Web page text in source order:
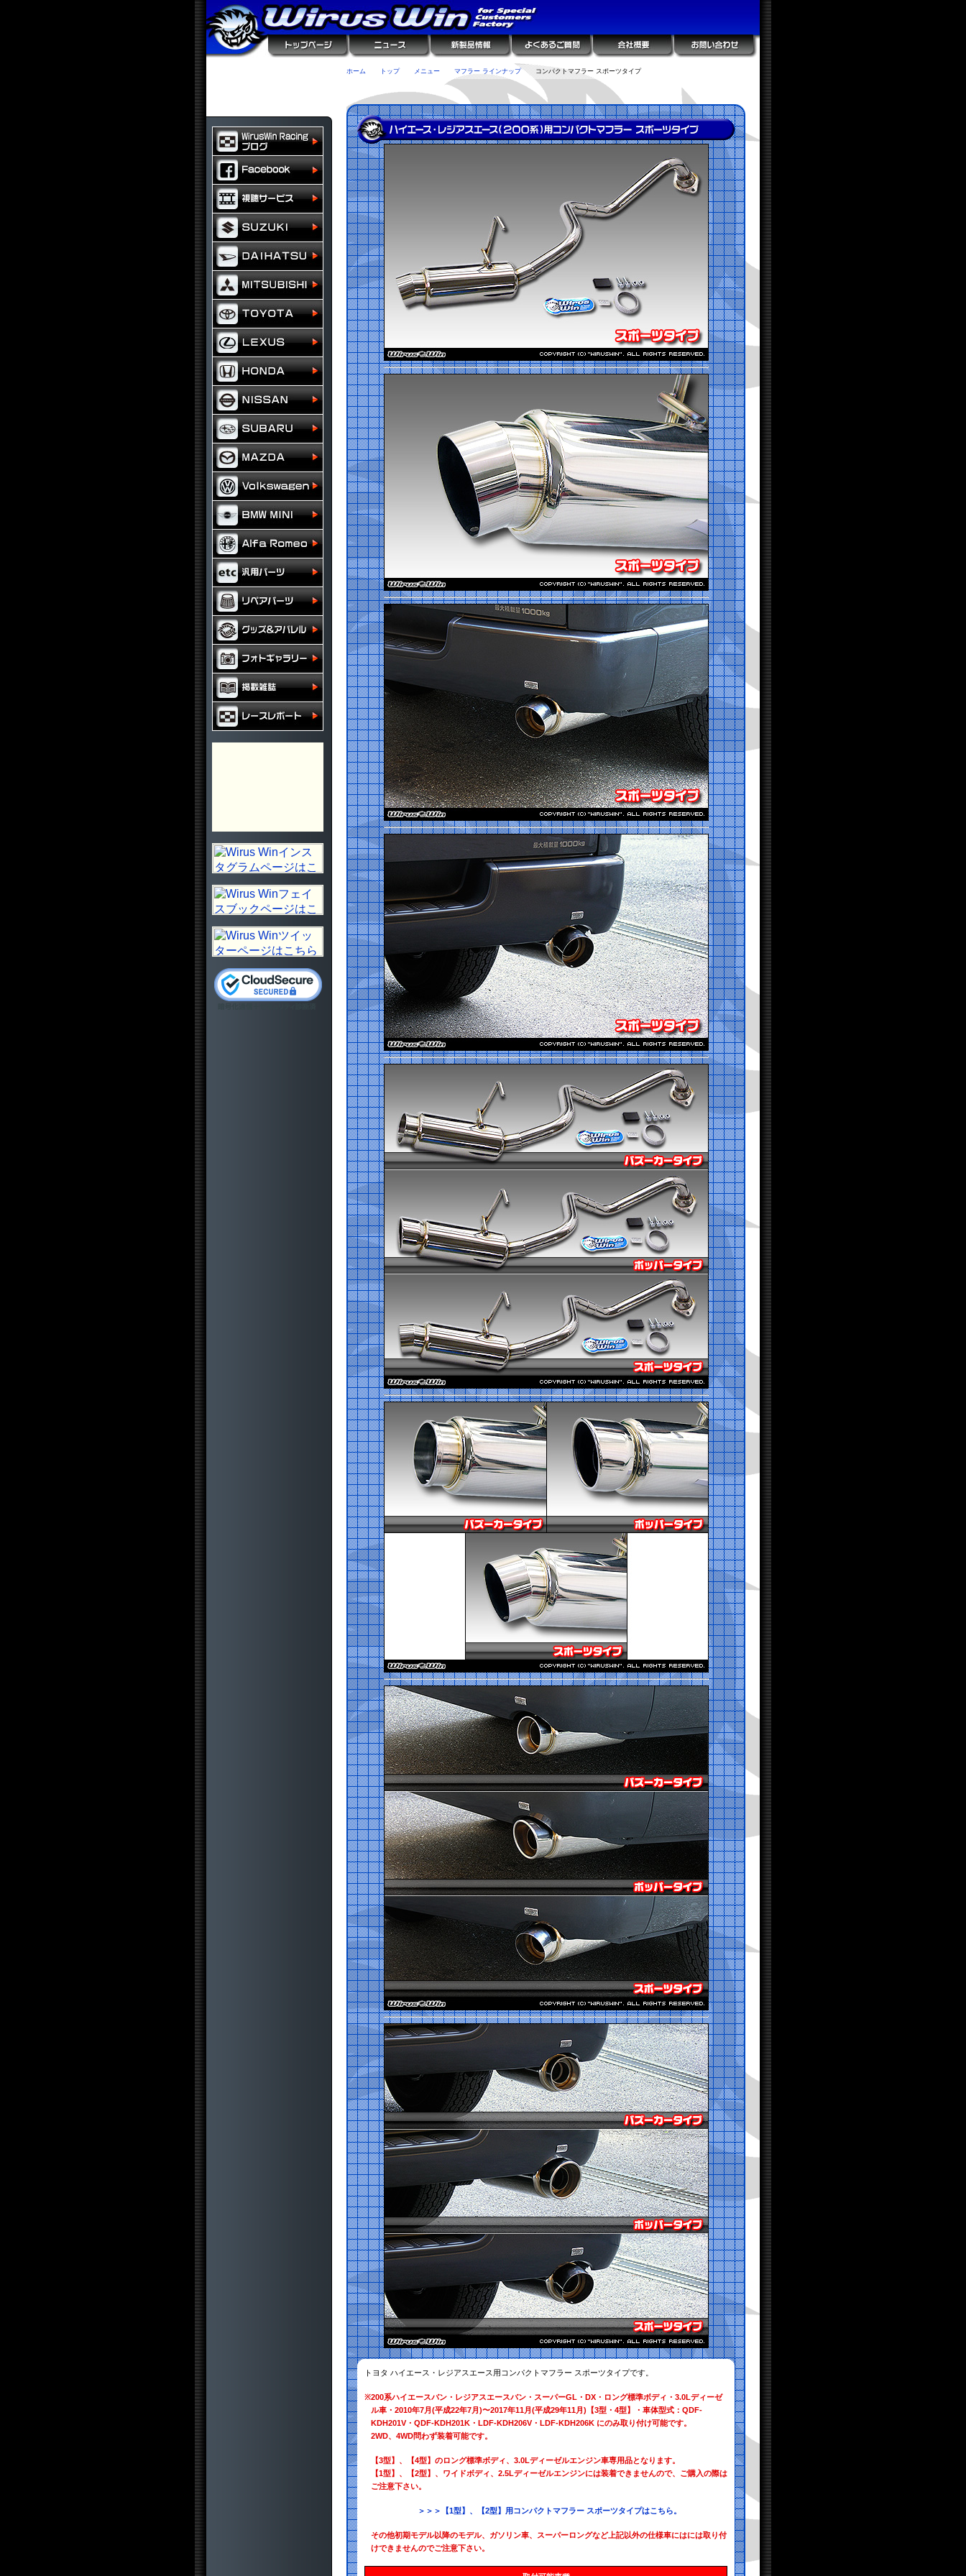
ホーム トップ メニュー マフラー ラインナップ コンパクトマフラー スポーツタイプ
トヨタ ハイエース・レジアスエース用コンパクトマフラー スポーツタイプです。
※200系ハイエースバン・レジアスエースバン・スーパーGL・DX・ロング標準ボディ・3.0Lディーゼ
ル車・2010年7月(平成22年7月)〜2017年11月(平成29年11月)【3型・4型】・車体型式：QDF-
KDH201V・QDF-KDH201K・LDF-KDH206V・LDF-KDH206K にのみ取り付け可能です。
2WD、4WD問わず装着可能です。
【3型】、【4型】のロング標準ボディ、3.0Lディーゼルエンジン車専用品となります。
【1型】、【2型】、ワイドボディ、2.5Lディーゼルエンジンには装着できませんので、ご購入の際は
ご注意下さい。
＞＞＞【1型】、【2型】用コンパクトマフラー スポーツタイプはこちら。
その他初期モデル以降のモデル、ガソリン車、スーパーロングなど上記以外の仕様車にはには取り付
けできませんのでご注意下さい。